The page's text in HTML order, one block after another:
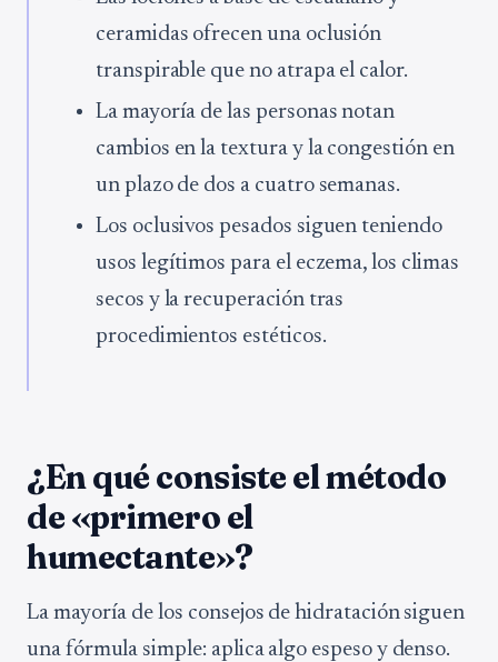
ceramidas ofrecen una oclusión
transpirable que no atrapa el calor.
La mayoría de las personas notan
cambios en la textura y la congestión en
un plazo de dos a cuatro semanas.
Los oclusivos pesados siguen teniendo
usos legítimos para el eczema, los climas
secos y la recuperación tras
procedimientos estéticos.
¿En qué consiste el método
de «primero el
humectante»?
La mayoría de los consejos de hidratación siguen
una fórmula simple: aplica algo espeso y denso.